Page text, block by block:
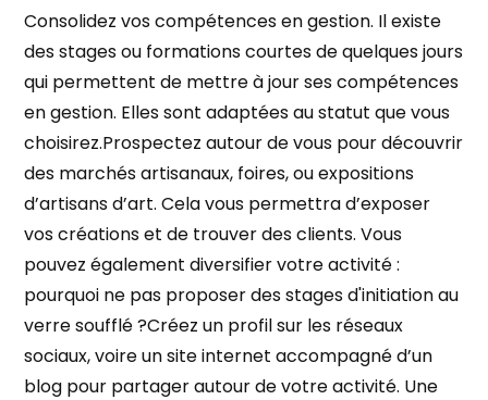
Consolidez vos compétences en gestion. Il existe
des stages ou formations courtes de quelques jours
qui permettent de mettre à jour ses compétences
en gestion. Elles sont adaptées au statut que vous
choisirez.Prospectez autour de vous pour découvrir
des marchés artisanaux, foires, ou expositions
d’artisans d’art. Cela vous permettra d’exposer
vos créations et de trouver des clients. Vous
pouvez également diversifier votre activité :
pourquoi ne pas proposer des stages d'initiation au
verre soufflé ?Créez un profil sur les réseaux
sociaux, voire un site internet accompagné d’un
blog pour partager autour de votre activité. Une